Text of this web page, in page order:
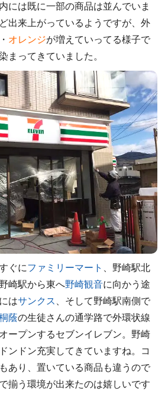
には既に一部の商品は並んでいま
出来上がっているようですが、外
・ オレンジが増えていってる様子で
まってきていました。
ぐにファミリーマート
、野崎駅北
野崎駅から東へ野崎観音に向かう途
はサンクス
、そして野崎駅南側で
蔭の生徒さんの通学路で外環状線
ープンするセブンイレブン。野崎
ンドン充実してきていますね。コ
あり、置いている商品も違うので
揃う環境が出来たのは嬉しいです